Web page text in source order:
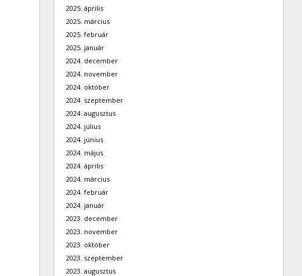
2025. április
2025. március
2025. február
2025. január
2024. december
2024. november
2024. október
2024. szeptember
2024. augusztus
2024. július
2024. június
2024. május
2024. április
2024. március
2024. február
2024. január
2023. december
2023. november
2023. október
2023. szeptember
2023. augusztus